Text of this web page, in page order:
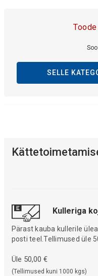
SELLE
Kulleriga
Pärast kauba kullerile
posti teel.Tellimused üle
Üle 50,00 €
(Tellimused kuni 1000 kgs)